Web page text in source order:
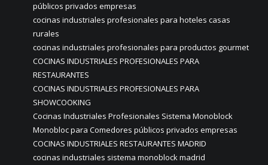
públicos privados empresas
cocinas industriales profesionales para hoteles casas
rurales
cocinas industriales profesionales para productos gourmet
COCINAS INDUSTRIALES PROFESIONALES PARA
RESTAURANTES
COCINAS INDUSTRIALES PROFESIONALES PARA
SHOWCOOKING
Cocinas Industriales Profesionales Sistema Monoblock
Monobloc para Comedores públicos privados empresas
COCINAS INDUSTRIALES RESTAURANTES MADRID
cocinas industriales sistema monoblock madrid